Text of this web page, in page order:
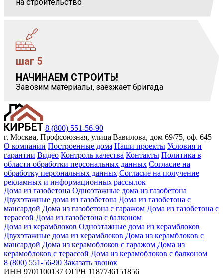
на строительство
НАЧИНАЕМ СТРОИТЬ!
Завозим материалы, заезжает бригада
шаг 5
8 (800) 551-56-90
г. Москва, Профсоюзная, улица Вавилова, дом 69/75, оф. 645
О компании Построенные дома Наши проекты Условия и
гарантии Видео Контроль качества Контакты Политика в
области обработки персональных данных Согласие на
обработку персональных данных Согласие на получение
рекламных и информационных рассылок
Дома из газобетона Одноэтажные дома из газобетона
Двухэтажные дома из газобетона Дома из газобетона с
мансардой Дома из газобетона с гаражом Дома из газобетона с
терассой Дома из газобетона с балконом
Дома из керамблоков Одноэтажные дома из керамблоков
Двухэтажные дома из керамблоков Дома из керамблоков с
мансардой Дома из керамоблоков с гаражом Дома из
керамоблоков с терассой Дома из керамоблоков с балконом
8 (800) 551-56-90 Заказать звонок
ИНН 9701100137 ОГРН 1187746151856